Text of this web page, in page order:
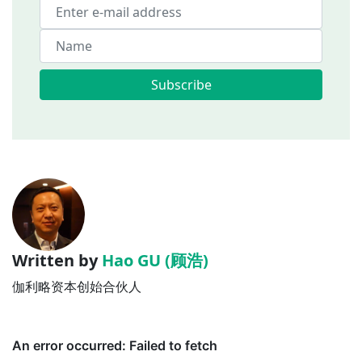
Subscribe
Written byHao GU (顾浩)
伽利略资本创始合伙人